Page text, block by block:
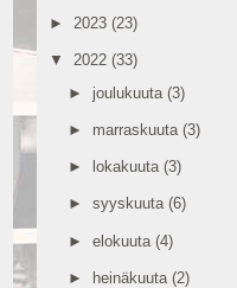
► 2023 (23)
▼ 2022 (33)
► joulukuuta (3)
► marraskuuta (3)
► lokakuuta (3)
► syyskuuta (6)
► elokuuta (4)
► heinäkuuta (2)